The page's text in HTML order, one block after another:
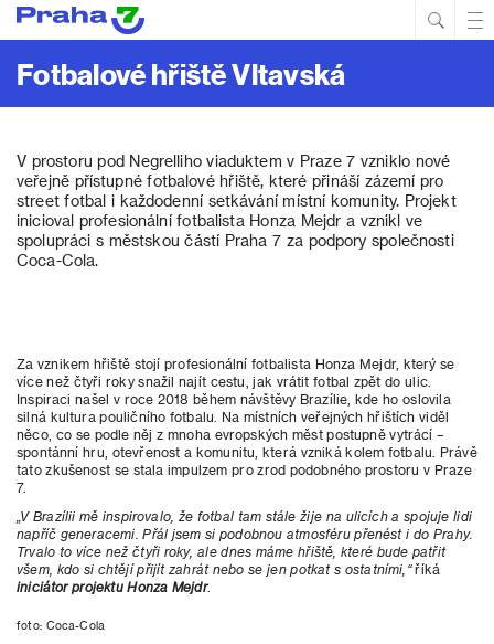
Fotbalové hřiště Vltavská
V prostoru pod Negrelliho viaduktem v Praze 7 vzniklo nové
veřejně přístupné fotbalové hřiště, které přináší zázemí pro
street fotbal i každodenní setkávání místní komunity. Projekt
inicioval profesionální fotbalista Honza Mejdr a vznikl ve
spolupráci s městskou částí Praha 7 za podpory společnosti
Coca-Cola.
Za vznikem hřiště stojí profesionální fotbalista Honza Mejdr, který se
více než čtyři roky snažil najít cestu, jak vrátit fotbal zpět do ulic.
Inspiraci našel v roce 2018 během návštěvy Brazílie, kde ho oslovila
silná kultura pouličního fotbalu. Na místních veřejných hřištích viděl
něco, co se podle něj z mnoha evropských měst postupně vytrácí –
spontánní hru, otevřenost a komunitu, která vzniká kolem fotbalu. Právě
tato zkušenost se stala impulzem pro zrod podobného prostoru v Praze
7.
„V Brazílii mě inspirovalo, že fotbal tam stále žije na ulicích a spojuje lidi
napříč generacemi. Přál jsem si podobnou atmosféru přenést i do Prahy.
Trvalo to více než čtyři roky, ale dnes máme hřiště, které bude patřit
všem, kdo si chtějí přijít zahrát nebo se jen potkat s ostatními,“říká
iniciátor projektu Honza Mejdr.
foto: Coca-Cola